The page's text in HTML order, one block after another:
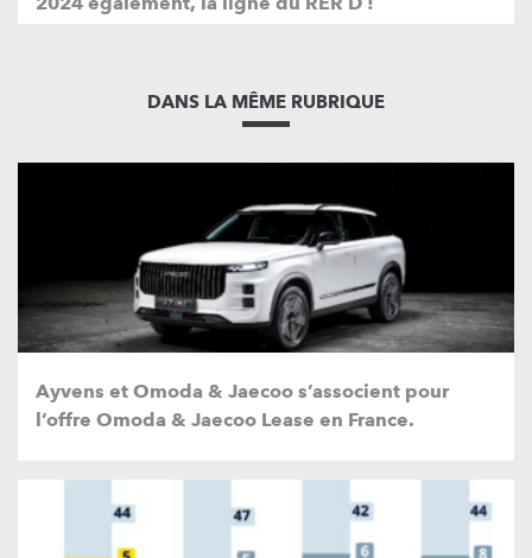
DANS LA MÊME RUBRIQUE
Ayvens et Omoda & Jaecoo s’associent pour
l’offre Omoda & Jaecoo Lease en France.